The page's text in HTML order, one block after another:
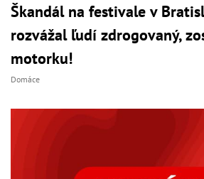
Škandál na festivale v
rozvážal ľudí zdrogovaný,
motorku!
Domáce